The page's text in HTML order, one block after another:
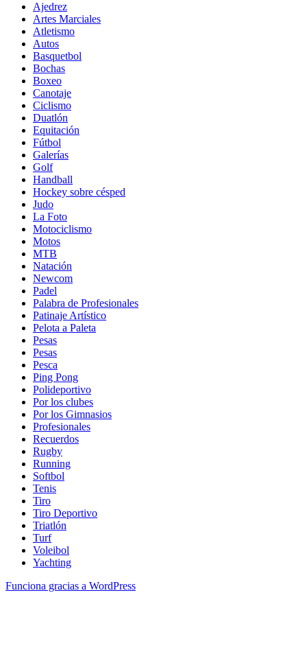
Ajedrez
Artes Marciales
Atletismo
Autos
Basquetbol
Bochas
Boxeo
Canotaje
Ciclismo
Duatlón
Equitación
Fútbol
Galerías
Golf
Handball
Hockey sobre césped
Judo
La Foto
Motociclismo
Motos
MTB
Natación
Newcom
Padel
Palabra de Profesionales
Patinaje Artístico
Pelota a Paleta
Pesas
Pesas
Pesca
Ping Pong
Polideportivo
Por los clubes
Por los Gimnasios
Profesionales
Recuerdos
Rugby
Running
Softbol
Tenis
Tiro
Tiro Deportivo
Triatlón
Turf
Voleibol
Yachting
Funciona gracias a WordPress